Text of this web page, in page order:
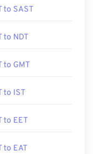
to SAST
to NDT
to GMT
to IST
to EET
to EAT